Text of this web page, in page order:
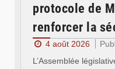
protocole de
renforcer la
4 août 2026
L’Assemblée